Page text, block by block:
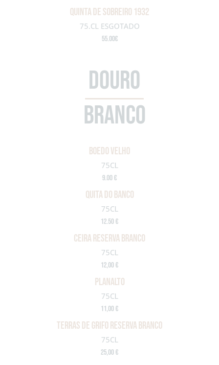
QUINTA DE SOBREIRO 1932
75.CL ESGOTADO
55.00€
DOURO
BRANCO
BOEDO VELHO
75CL
9.00 €
QUITA DO BANCO
75CL
12.50 €
Ceira reserva branco
75CL
12,00 €
PLANALTO
75CL
11,00 €
TERRAS DE GRIFO RESERVA BRANCO
75CL
25,00 €